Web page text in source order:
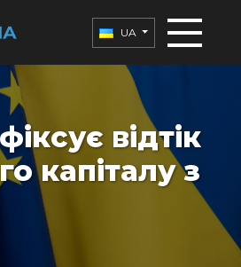
UA
відтік
капіталу з